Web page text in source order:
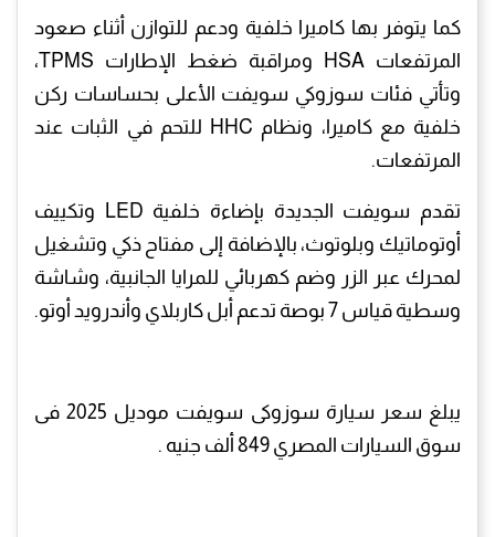
كما يتوفر بها كاميرا خلفية ودعم للتوازن أثناء صعود
المرتفعات HSA ومراقبة ضغط الإطارات TPMS،
وتأتي فئات سوزوكي سويفت الأعلى بحساسات ركن
خلفية مع كاميرا، ونظام HHC للتحم في الثبات عند
المرتفعات.
تقدم سويفت الجديدة بإضاءة خلفية LED وتكييف
أوتوماتيك وبلوتوث، بالإضافة إلى مفتاح ذكي وتشغيل
لمحرك عبر الزر وضم كهربائي للمرايا الجانبية، وشاشة
وسطية قياس 7 بوصة تدعم أبل كاربلاي وأندرويد أوتو.
يبلغ سعر سيارة سوزوكى سويفت موديل 2025 فى
سوق السيارات المصري 849 ألف جنيه .